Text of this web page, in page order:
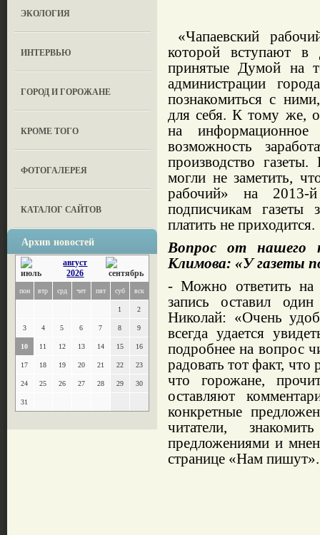
ЭКОЛОГИЯ
ИНТЕРВЬЮ
ГОРОД И ГОРОЖАНЕ
КРОМЕ ТОГО
ФОТОГАЛЕРЕЯ
КАТАЛОГ САЙТОВ
Архив новостей
август
2026
пон втр срд чет пят суб вск
1 2
3 4 5 6 7 8 9
10 11 12 13 14 15 16
17 18 19 20 21 22 23
24 25 26 27 28 29 30
31
«Чапаевский
которой вступают в
принятые Думой на
администрации
познакомиться с
для себя. К тому же,
на информационное
возможность
производство
могли не заметить,
рабочий» на 2013-
подписчикам газеты
платить не приходится.
Вопрос от нашего
Климова: «У газеты
- Можно ответить на
запись оставил
Николай: «Очень
всегда удается
подробнее на вопрос
радовать тот факт, что
что горожане,
оставляют
конкретные
читатели,
предложениями и
странице «Нам пишут».